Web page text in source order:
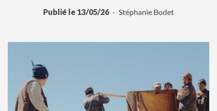
Publié le 13/05/26 Stéphanie Bodet